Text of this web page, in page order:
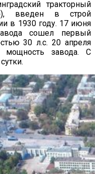
тракторный
введен в строй
в 1930 году. 17 июня
сошел первый
30 л.с. 20 апреля
мощность завода. С